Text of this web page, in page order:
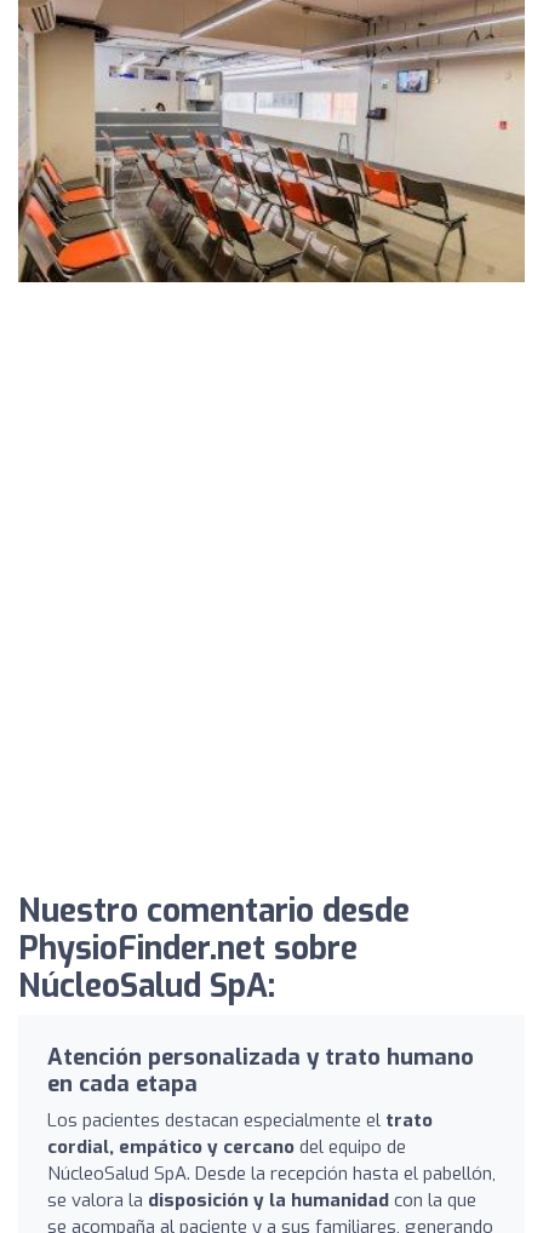
Nuestro comentario desde
PhysioFinder.net sobre
NúcleoSalud SpA:
Atención personalizada y trato humano
en cada etapa
Los pacientes destacan especialmente el trato
cordial, empático y cercano del equipo de
NúcleoSalud SpA. Desde la recepción hasta el pabellón,
se valora la disposición y la humanidad con la que
se acompaña al paciente y a sus familiares, generando